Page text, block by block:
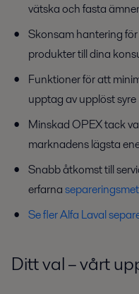
vätska och fasta
Skonsam hantering
produkter till dina
Funktioner för att
upptag av upplöst syre
Minskad OPEX tack
marknadens lägsta
Snabb åtkomst till
erfarna
Se fler Alfa Laval
Ditt val – vårt